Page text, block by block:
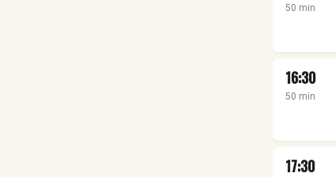
50 min
16:30
50 min
17:30